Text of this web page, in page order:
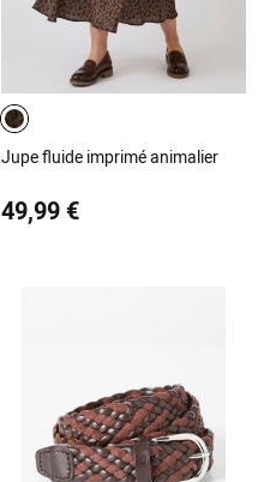
Jupe fluide imprimé animalier
49,99 €